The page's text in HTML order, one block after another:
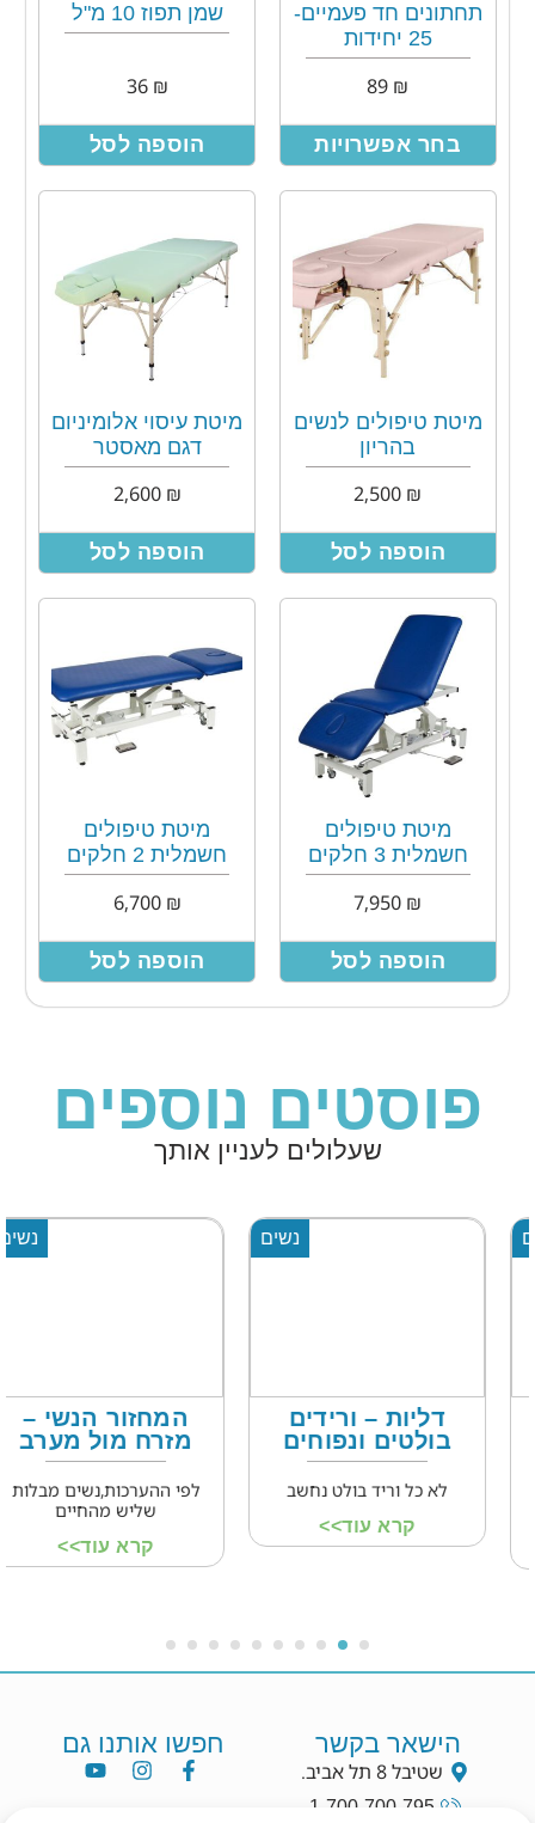
תחתונים חד פעמיים-
25 יחידות
₪
בחר אפשרויות
שמן תפוז 10 מ"ל
₪
36
הוספה לסל
מיטת טיפולים לנשים
בהריון
₪
הוספה לסל
מיטת עיסוי אלומיניום
דגם מאסטר
₪
2,600
הוספה לסל
מיטת טיפולים
חשמלית 3 חלקים
₪
הוספה לסל
מיטת טיפולים
חשמלית 2 חלקים
₪
6,700
הוספה לסל
פוסטים נוספים
שעלולים לעניין אותך
נשים
דליות – ורידים
בולטים ונפוחים
לא כל וריד בולט נחשב
קרא עוד>>
נשים
המחזור הנשי –
מזרח מול מערב
לפי ההערכות,נשים מבלות
שליש מהחיים
קרא עוד>>
הישאר בקשר
שטיבל 8 תל אביב.
1-700-700-795
חפשו אותנו גם